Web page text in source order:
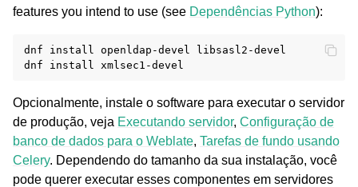
features you intend to use (see Dependências Python):
dnf install openldap-devel
libsasl2-devel
dnf
install
Opcionalmente, instale o software para executar o servidor
de produção, veja Executando servidor, Configuração de
banco de dados para o Weblate, Tarefas de fundo usando
Celery. Dependendo do tamanho da sua instalação, você
pode querer executar esses componentes em servidores